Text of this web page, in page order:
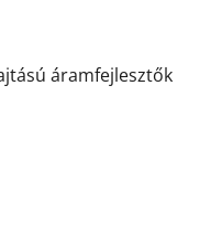
áramfejlesztők